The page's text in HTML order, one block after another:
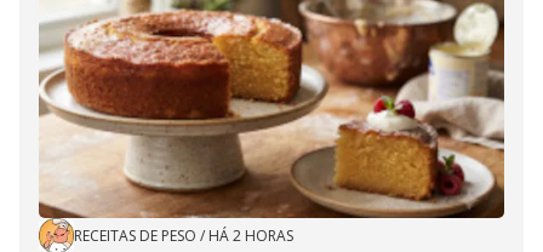
RECEITAS DE PESO / HÁ 2 HORAS